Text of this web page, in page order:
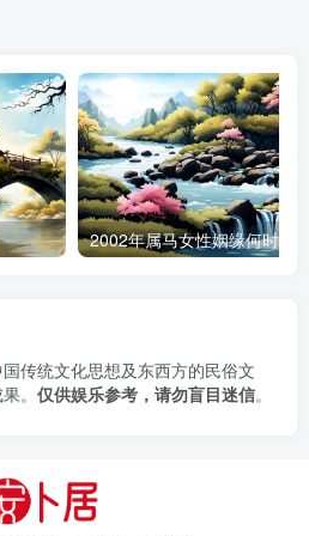
2002年属马女性姻缘何时降
传统文化思想及东西方的民俗文
。 仅供娱乐参考，请勿盲目迷信。